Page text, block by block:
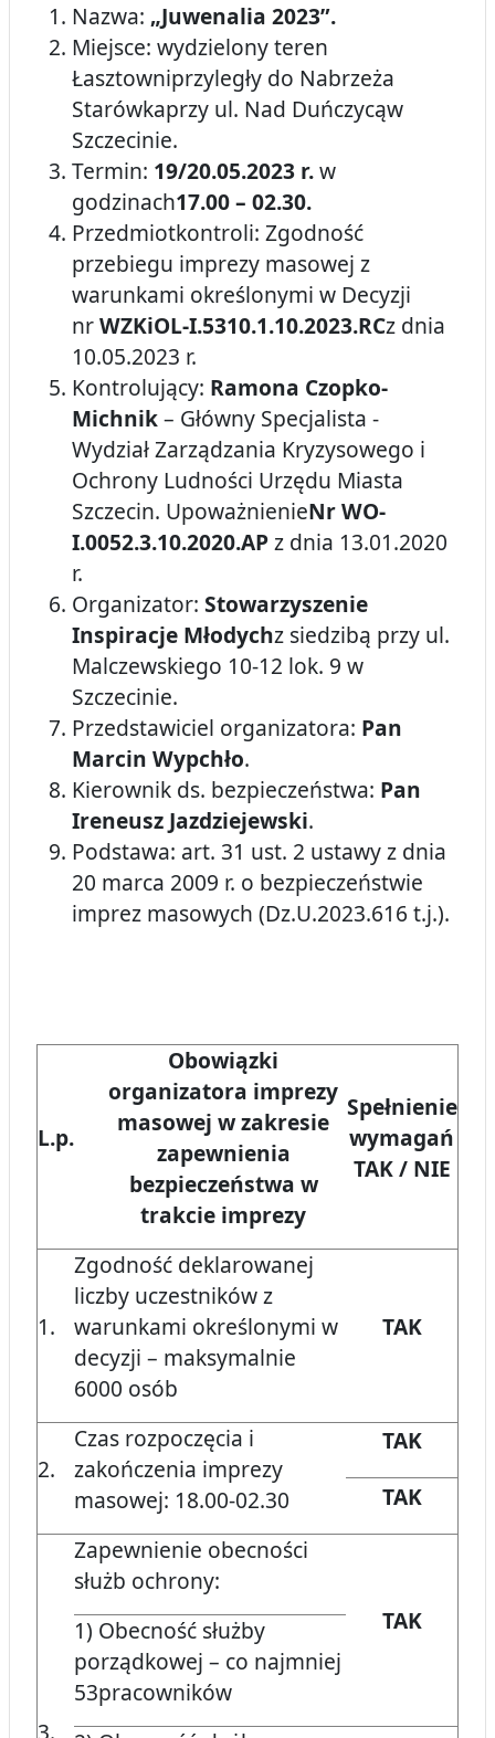
Nazwa: „Juwenalia 2023”.
Miejsce: wydzielony teren
Łasztowniprzyległy do Nabrzeża
Starówkaprzy ul. Nad Duńczycąw
Szczecinie.
Termin: 19/20.05.2023 r.w
godzinach17.00 – 02.30.
Przedmiotkontroli: Zgodność
przebiegu imprezy masowej z
warunkami określonymi w Decyzji
nrWZKiOL-I.5310.1.10.2023.RCz dnia
10.05.2023 r.
Kontrolujący: Ramona Czopko-
Michnik– Główny Specjalista -
Wydział Zarządzania Kryzysowego i
Ochrony Ludności Urzędu Miasta
Szczecin. UpoważnienieNr WO-
I.0052.3.10.2020.APz dnia 13.01.2020
r.
Organizator: Stowarzyszenie
Inspiracje Młodychz siedzibą przy ul.
Malczewskiego 10-12 lok. 9 w
Szczecinie.
Przedstawiciel organizatora: Pan
Marcin Wypchło.
Kierownik ds. bezpieczeństwa: Pan
Ireneusz Jazdziejewski.
Podstawa: art. 31 ust. 2 ustawy z dnia
20 marca 2009 r. o bezpieczeństwie
imprez masowych (Dz.U.2023.616 t.j.).
L.p.
Obowiązki
organizatora imprezy
masowej w zakresie
zapewnienia
bezpieczeństwa w
trakcie imprezy
Spełnienie
wymagań
TAK / NIE
1.
Zgodność deklarowanej
liczby uczestników z
warunkami określonymi w
decyzji – maksymalnie
6000 osób
TAK
2.
Czas rozpoczęcia i
zakończenia imprezy
masowej: 18.00-02.30
TAK
TAK
Zapewnienie obecności
służb ochrony:
TAK
1) Obecność służby
porządkowej – co najmniej
53pracowników